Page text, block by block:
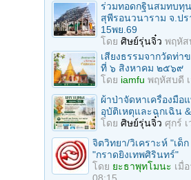
ร่วมทอดกฐินสมทบทุ
สุพีรอนวนาราม จ.ป
15พย.69
โดย ศิษย์รุ่นจิ๋ว พฤหัส
เสียงธรรมจากวัดท่
ที่ ๖ สิงหาคม ๒๕๖๙
โดย iamfu พฤหัสบดี
ผ้าป่าจัดหาเครื่องมือ
อุบัติเหตุและฉุกเฉิน
โดย ศิษย์รุ่นจิ๋ว ศุกร์
จิตวิทยา/วิเคราะห์ "เด็
"กราดยิงเทพศิรินทร์"
โดย ยะธาพุทโมนะ เมื่